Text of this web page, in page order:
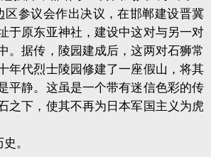
区参议会作出决议，在邯郸建设晋冀
于原东亚神社，建设中这对与另一对
。据传，陵园建成后，这两对石狮常
年代烈士陵园修建了一座假山，将其
平静。这虽是一个带有迷信色彩的传
之下，使其不再为日本军国主义为虎
。